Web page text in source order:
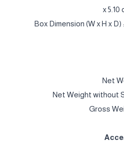
x 5.10
Box Dimension (W x H x D)
Net
Net Weight without
Gross